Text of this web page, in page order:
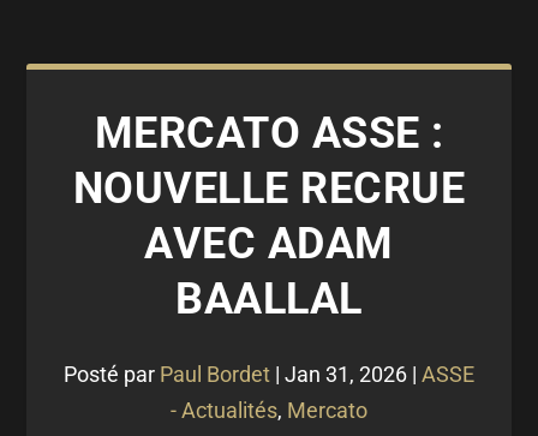
MERCATO ASSE :
NOUVELLE RECRUE
AVEC ADAM
BAALLAL
Posté par Paul Bordet | Jan 31, 2026 | ASSE
- Actualités, Mercato